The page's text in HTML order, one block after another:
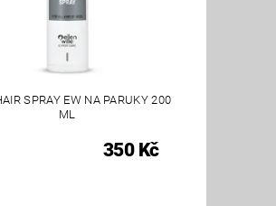
SPRAY EW NA PARUKY 200
ML
350 Kč